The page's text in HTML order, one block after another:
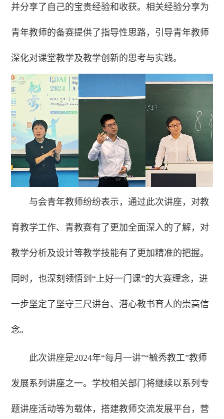
并分享了自己的宝贵经验和收获。相关经验分享为
青年教师的备赛提供了指导性思路，引导青年教师
深化对课堂教学及教学创新的思考与实践。
与会青年教师纷纷表示，通过此次讲座，对教
育教学工作、青教赛有了更加全面深入的了解，对
教学分析及设计等教学技能有了更加精准的把握。
同时，也深刻领悟到“上好一门课”的大赛理念，进
一步坚定了坚守三尺讲台、潜心教书育人的崇高信
念。
此次讲座是2024年“每月一讲”“毓秀教工”教师
发展系列讲座之一。学校相关部门将继续以系列专
题讲座活动等为载体，搭建教师交流发展平台，营